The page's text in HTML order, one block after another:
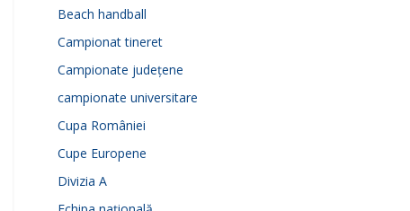
Beach handball
Campionat tineret
Campionate județene
campionate universitare
Cupa României
Cupe Europene
Divizia A